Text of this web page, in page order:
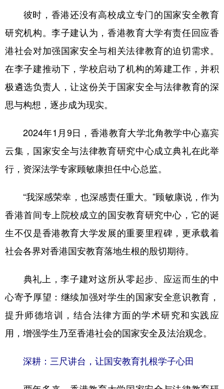
彼时，香港还没有高校成立专门的国家安全教育
研究机构。李子建认为，香港教育大学有责任回应香
港社会对加强国家安全与相关法律教育的迫切需求。
在李子建推动下，学校启动了机构的筹建工作，并积
极遴选负责人，让这份关于国家安全与法律教育的深
思与构想，逐步成为现实。
2024年1月9日，香港教育大学北角教学中心嘉宾
云集，国家安全与法律教育研究中心成立典礼在此举
行，资深法学专家顾敏康担任中心总监。
“我深感荣幸，也深感责任重大。”顾敏康说，作为
香港首间专上院校成立的国安教育研究中心，它的诞
生不仅是香港教育大学发展的重要里程碑，更承载着
社会各界对香港国安教育落地生根的殷切期待。
典礼上，李子建对这所从零起步、应运而生的中
心寄予厚望：继续加强对学生的国家安全意识教育，
提升师德培训，结合法律方面的学术研究和实践应
用，增强学生乃至香港社会的国家安全及法治观念。
深耕：三尺讲台，让国安教育扎根学子心田